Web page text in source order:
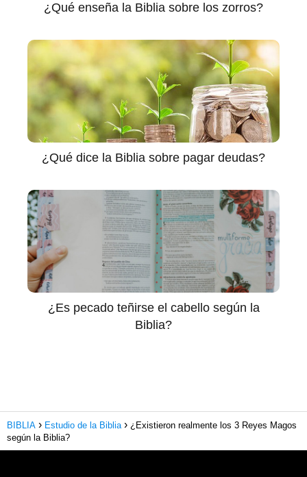
¿Qué enseña la Biblia sobre los zorros?
¿Qué dice la Biblia sobre pagar deudas?
¿Es pecado teñirse el cabello según la
Biblia?
BIBLIA Estudio de la Biblia
¿Existieron realmente los 3 Reyes Magos
según la Biblia?